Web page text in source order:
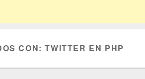
CON:TWITTER EN PHP